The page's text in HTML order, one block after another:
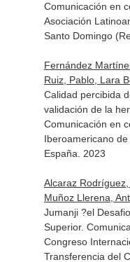
Comunicación en
Asociación
Santo Domingo
Fernández
Ruiz, Pablo, Lara
Calidad percibida
validación de la
Comunicación en
Iberoamericano
España. 2023
Alcaraz
Muñoz Llerena,
Jumanji ?el
Superior.
Congreso
Transferencia del